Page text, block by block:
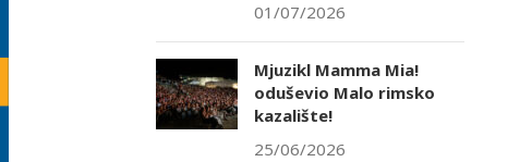
01/07/2026
Mjuzikl Mamma Mia!
oduševio Malo rimsko
kazalište!
25/06/2026